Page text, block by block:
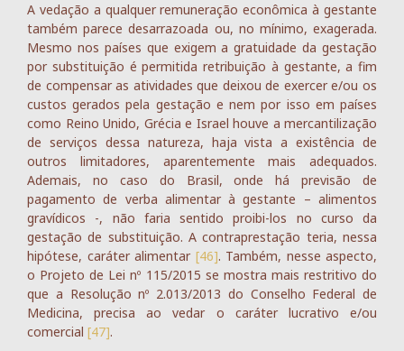
A vedação a qualquer remuneração econômica à gestante
também parece desarrazoada ou, no mínimo, exagerada.
Mesmo nos países que exigem a gratuidade da gestação
por substituição é permitida retribuição à gestante, a fim
de compensar as atividades que deixou de exercer e/ou os
custos gerados pela gestação e nem por isso em países
como Reino Unido, Grécia e Israel houve a mercantilização
de serviços dessa natureza, haja vista a existência de
outros limitadores, aparentemente mais adequados.
Ademais, no caso do Brasil, onde há previsão de
pagamento de verba alimentar à gestante – alimentos
gravídicos -, não faria sentido proibi-los no curso da
gestação de substituição. A contraprestação teria, nessa
hipótese, caráter alimentar [46]. Também, nesse aspecto,
o Projeto de Lei nº 115/2015 se mostra mais restritivo do
que a Resolução nº 2.013/2013 do Conselho Federal de
Medicina, precisa ao vedar o caráter lucrativo e/ou
comercial [47].